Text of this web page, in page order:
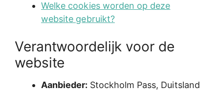
Welke cookies worden op deze
website gebruikt?
Verantwoordelijk voor de
website
Aanbieder: Stockholm Pass, Duitsland